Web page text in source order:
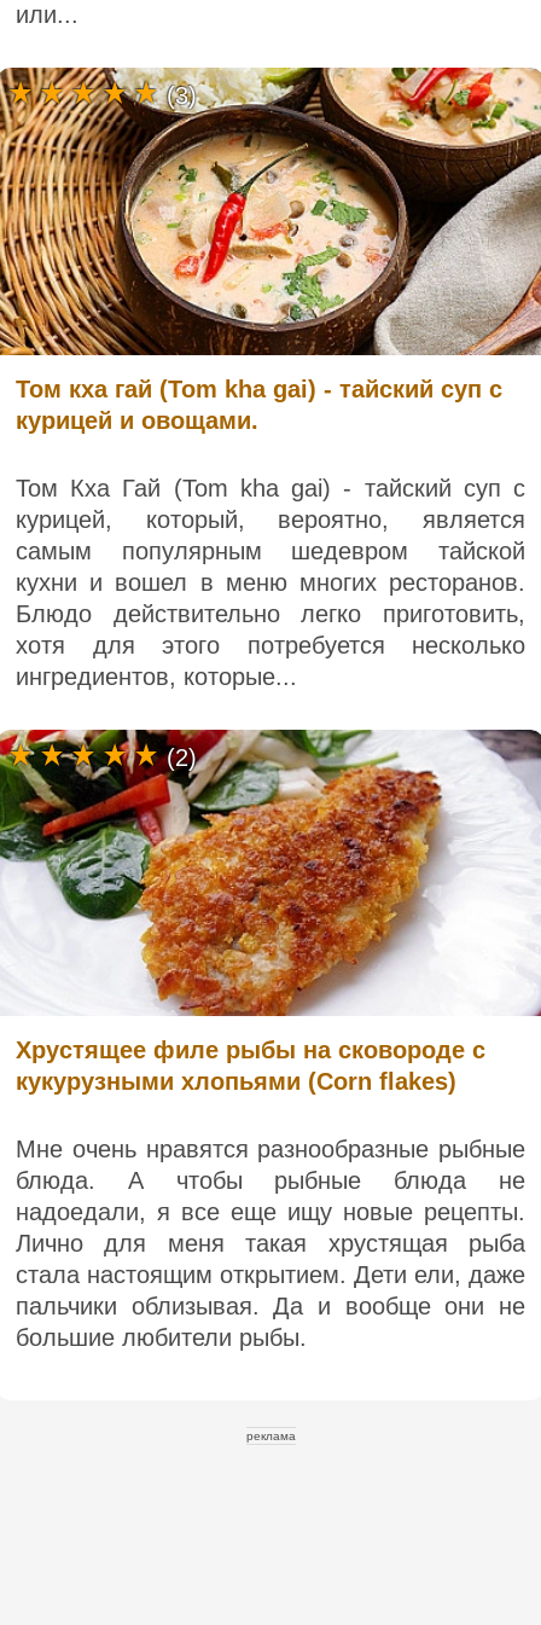
или...
Том кха гай (Tom kha gai) - тайский суп с
курицей и овощами.
Том Кха Гай (Tom kha gai) - тайский суп с
курицей, который, вероятно, является
самым популярным шедевром тайской
кухни и вошел в меню многих ресторанов.
Блюдо действительно легко приготовить,
хотя для этого потребуется несколько
ингредиентов, которые...
(3)
Хрустящее филе рыбы на сковороде с
кукурузными хлопьями (Corn flakes)
Мне очень нравятся разнообразные рыбные
блюда. А чтобы рыбные блюда не
надоедали, я все еще ищу новые рецепты.
Лично для меня такая хрустящая рыба
стала настоящим открытием. Дети ели, даже
пальчики облизывая. Да и вообще они не
большие любители рыбы.
(2)
реклама